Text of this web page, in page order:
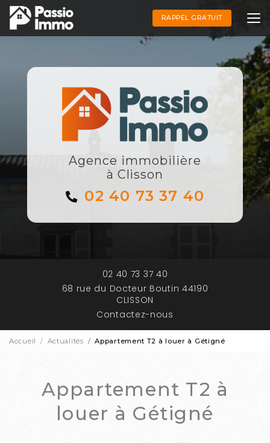
Aller
au
contenu
principal
RAPPEL GRATUIT
Agence immobilière
à Clisson
02 40 73 37 40
02 40 73 37 40
68 rue du Docteur Boutin 44190
CLISSON
Contactez-nous
Accueil Actualités Appartement T2 à louer à Gétigné
Appartement T2 à
louer à Gétigné